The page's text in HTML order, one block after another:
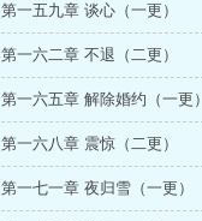
第一五九章 谈心（一更）
第一六二章 不退（二更）
第一六五章 解除婚约（一更）
第一六八章 震惊（二更）
第一七一章 夜归雪（一更）